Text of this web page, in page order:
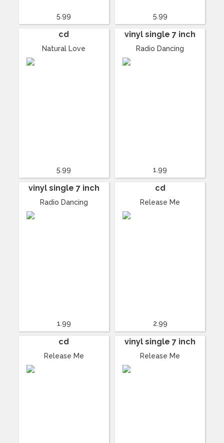
5.99 5.99
cd
Natural Love
5.99
vinyl single 7 inch
Radio Dancing
1.99
vinyl single 7 inch
Radio Dancing
1.99
cd
Release Me
2.99
cd
Release Me
vinyl single 7 inch
Release Me